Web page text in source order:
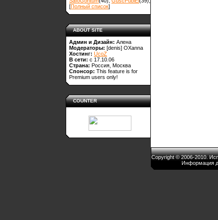
[Полный список]
ABOUT SITE
Админ и Дизайн: Алена
Модераторы: [denis] OXanna
Хостинг: UcoZ
В сети: с 17.10.06
Страна: Россия, Москва
Спонсор: This feature is for
Premium users only!
COUNTER
Copyright © 2006-2010.
Информация